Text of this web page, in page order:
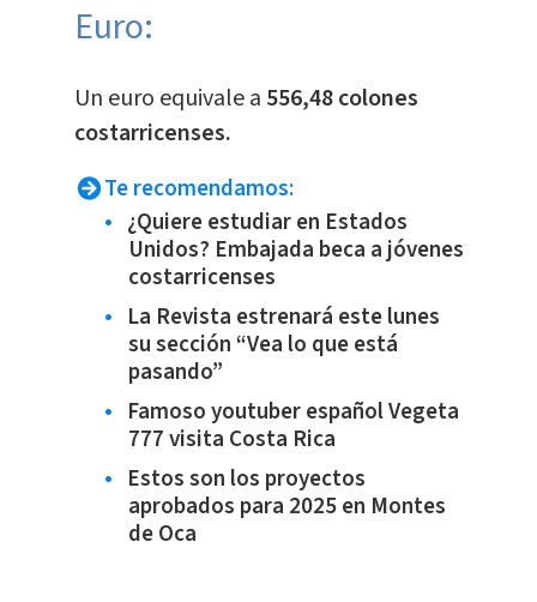
Euro:
​Un euro equivale a 556,48 colones
costarricenses.
Te recomendamos:
¿Quiere estudiar en Estados
Unidos? Embajada beca a jóvenes
costarricenses
La Revista estrenará este lunes
su sección “Vea lo que está
pasando”
Famoso youtuber español Vegeta
777 visita Costa Rica
Estos son los proyectos
aprobados para 2025 en Montes
de Oca